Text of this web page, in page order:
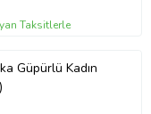
Taksitlerle
Güpürlü Kadın